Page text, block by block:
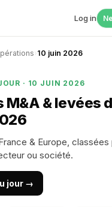
Log in
› 10 juin 2026
· 10 JUIN 2026
M&A & levées
& Europe, classées
ou société.
jour →